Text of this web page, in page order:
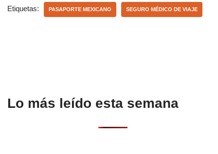
e
s
p
Etiquetas: PASAPORTE MEXICANO SEGURO MÉDICO DE VIAJE
Lo más leído esta semana